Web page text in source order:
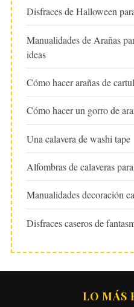
Disfraces de Halloween
Manualidades de Arañas
ideas
Cómo hacer arañas de
Cómo hacer un gorro de
Una calavera de washi tape
Alfombras de calaveras
Manualidades decoración
Disfraces caseros de
LO MÁS